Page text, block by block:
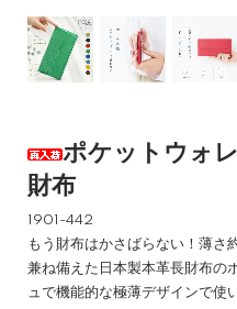
ポケットウォ
財布
1901-442
もう財布はかさばらない！薄
兼ね備えた日本製本革長財布の
ュで機能的な極薄デザインで使